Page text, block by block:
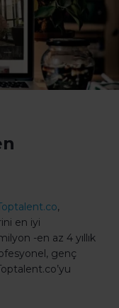
,
en iyi
-en az 4 yıllık
genç